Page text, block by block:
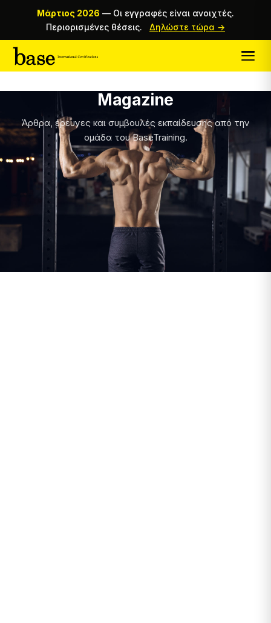
Μάρτιος 2026 — Οι εγγραφές είναι ανοιχτές.
Περιορισμένες θέσεις.
Δηλώστε τώρα →
Magazine
Άρθρα, έρευνες και συμβουλές εκπαίδευσης από την
ομάδα του BaseTraining.